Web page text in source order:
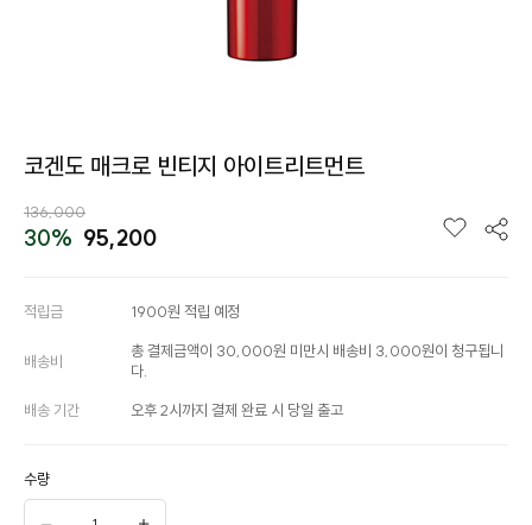
코겐도 매크로 빈티지 아이트리트먼트
136,000
30% 95,200
적립금 1900원 적립 예정
배송비
총 결제금액이 30,000원 미만시 배송비 3,000원이 청구됩니
다.
배송 기간 오후 2시까지 결제 완료 시 당일 출고
수량